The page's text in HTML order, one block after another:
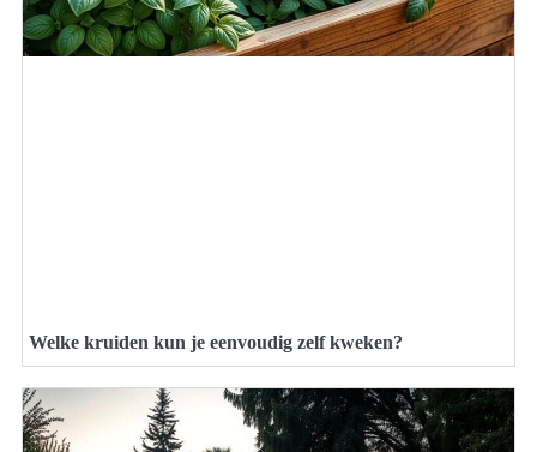
Welke kruiden kun je eenvoudig zelf kweken?